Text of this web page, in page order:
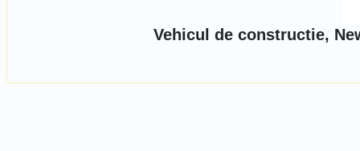
Vehicul de constructie,